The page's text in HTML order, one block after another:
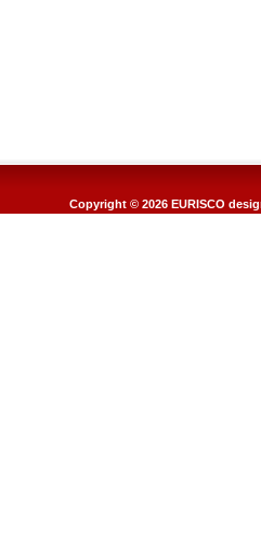
Copyright © 2026 EURISCO